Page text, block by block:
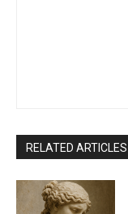
RELATED ARTICLES